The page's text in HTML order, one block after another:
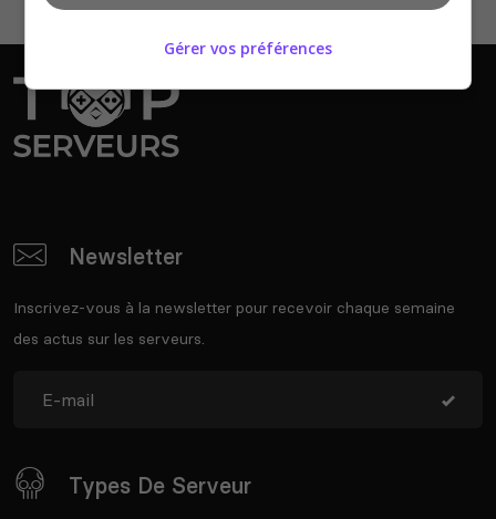
Newsletter
Inscrivez-vous à la newsletter pour recevoir chaque semaine
des actus sur les serveurs.
Types De Serveur
Gérer vos préférences